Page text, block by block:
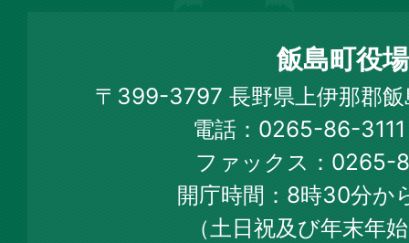
Town
Official
Web
Site
飯島町役場
〒399-3797 長野県上伊那郡
電話：0265-86-
ファックス：0265-
開庁時間：8時30分か
（土日祝及び年末年